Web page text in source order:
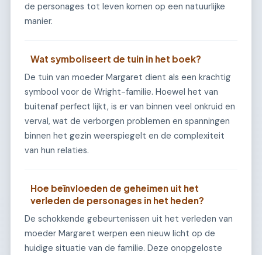
de personages tot leven komen op een natuurlijke
manier.
Wat symboliseert de tuin in het boek?
De tuin van moeder Margaret dient als een krachtig
symbool voor de Wright-familie. Hoewel het van
buitenaf perfect lijkt, is er van binnen veel onkruid en
verval, wat de verborgen problemen en spanningen
binnen het gezin weerspiegelt en de complexiteit
van hun relaties.
Hoe beïnvloeden de geheimen uit het
verleden de personages in het heden?
De schokkende gebeurtenissen uit het verleden van
moeder Margaret werpen een nieuw licht op de
huidige situatie van de familie. Deze onopgeloste